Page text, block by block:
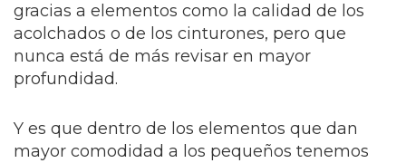
gracias a elementos como la calidad de los
acolchados o de los cinturones, pero que
nunca está de más revisar en mayor
profundidad.
Y es que dentro de los elementos que dan
mayor comodidad a los pequeños tenemos